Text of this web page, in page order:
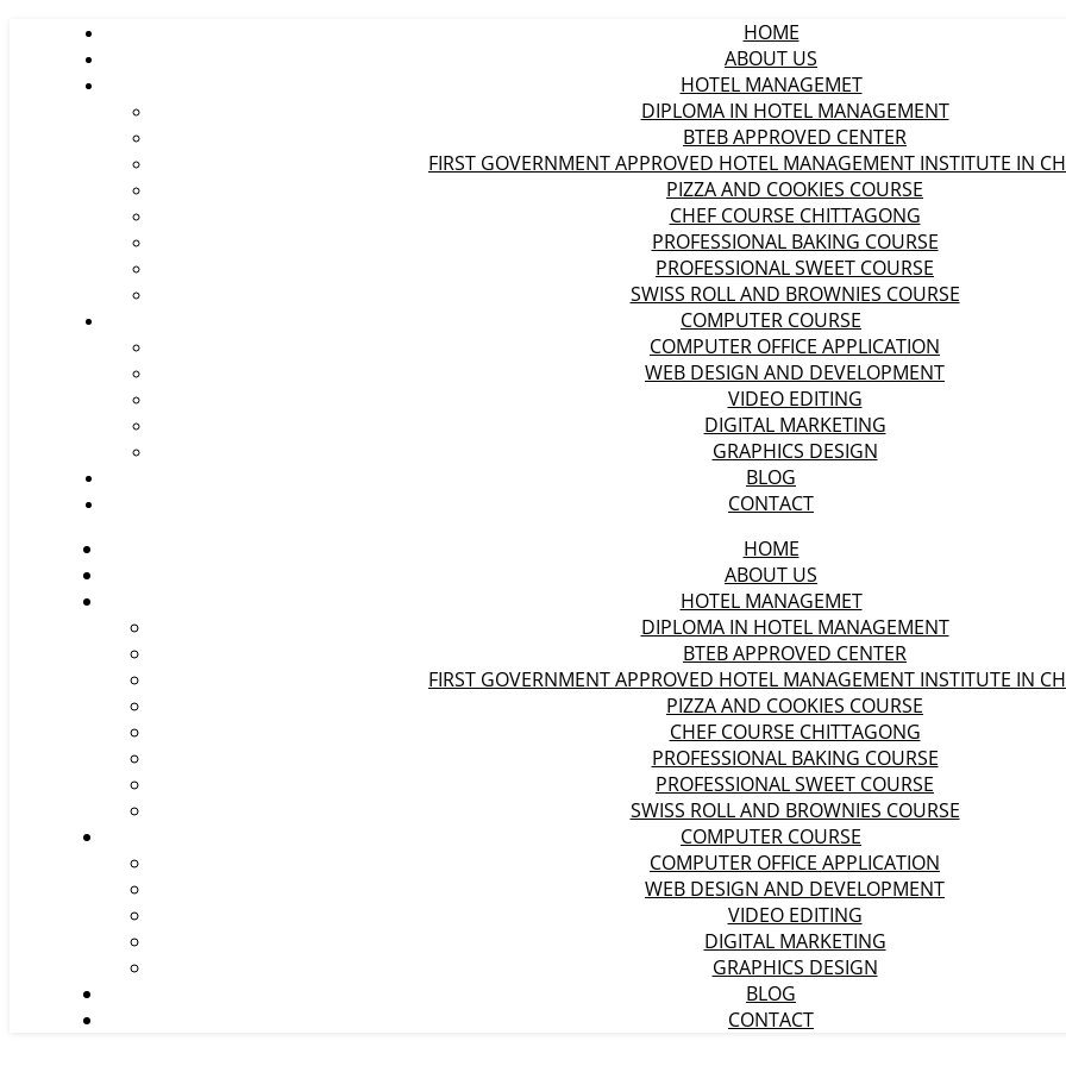
HOME
ABOUT US
HOTEL MANAGEMET
DIPLOMA IN HOTEL MANAGEMENT
BTEB APPROVED CENTER
FIRST GOVERNMENT APPROVED HOTEL MANAGEMENT INSTITUTE IN
PIZZA AND COOKIES COURSE
CHEF COURSE CHITTAGONG
PROFESSIONAL BAKING COURSE
PROFESSIONAL SWEET COURSE
SWISS ROLL AND BROWNIES COURSE
COMPUTER COURSE
COMPUTER OFFICE APPLICATION
WEB DESIGN AND DEVELOPMENT
VIDEO EDITING
DIGITAL MARKETING
GRAPHICS DESIGN
BLOG
CONTACT
HOME
ABOUT US
HOTEL MANAGEMET
DIPLOMA IN HOTEL MANAGEMENT
BTEB APPROVED CENTER
FIRST GOVERNMENT APPROVED HOTEL MANAGEMENT INSTITUTE IN
PIZZA AND COOKIES COURSE
CHEF COURSE CHITTAGONG
PROFESSIONAL BAKING COURSE
PROFESSIONAL SWEET COURSE
SWISS ROLL AND BROWNIES COURSE
COMPUTER COURSE
COMPUTER OFFICE APPLICATION
WEB DESIGN AND DEVELOPMENT
VIDEO EDITING
DIGITAL MARKETING
GRAPHICS DESIGN
BLOG
CONTACT